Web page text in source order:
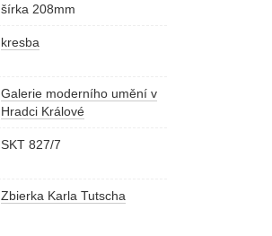
šírka 208mm
kresba
Galerie moderního umění v
Hradci Králové
SKT 827/7
Zbierka Karla Tutscha